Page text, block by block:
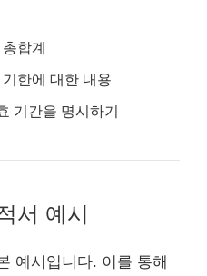
합계
한에 대한 내용
기간을 명시하기
서 예시
예시입니다. 이를 통해